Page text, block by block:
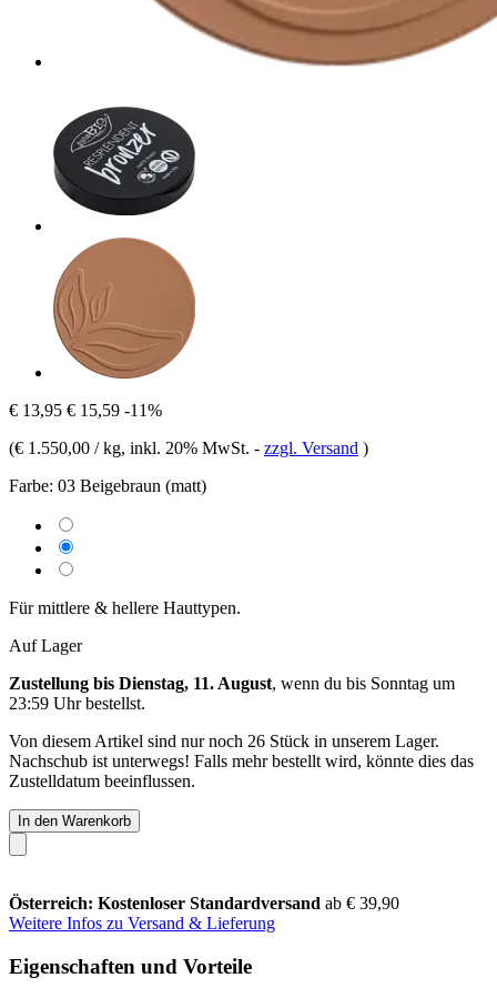
€ 13,95 € 15,59 -11%
(€ 1.550,00 / kg, inkl. 20% MwSt. - zzgl. Versand )
Farbe: 03 Beigebraun (matt)
Für mittlere & hellere Hauttypen.
Auf Lager
Zustellung bis Dienstag, 11. August, wenn du bis Sonntag um
23:59 Uhrbestellst.
Von diesem Artikel sind nur noch 26 Stück in unserem Lager.
Nachschub ist unterwegs! Falls mehr bestellt wird, könnte dies das
Zustelldatum beeinflussen.
In den Warenkorb
Österreich: Kostenloser Standardversand ab € 39,90
Weitere Infos zu Versand & Lieferung
Eigenschaften und Vorteile